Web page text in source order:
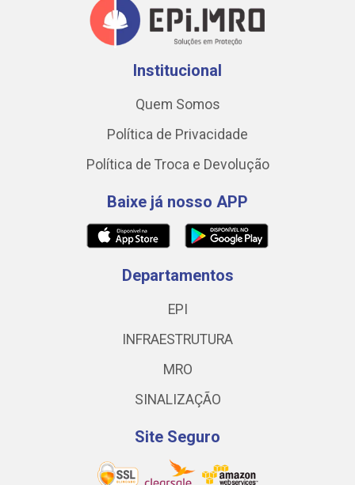
Institucional
Quem Somos
Política de Privacidade
Política de Troca e Devolução
Baixe já nosso APP
Departamentos
EPI
INFRAESTRUTURA
MRO
SINALIZAÇÃO
Site Seguro